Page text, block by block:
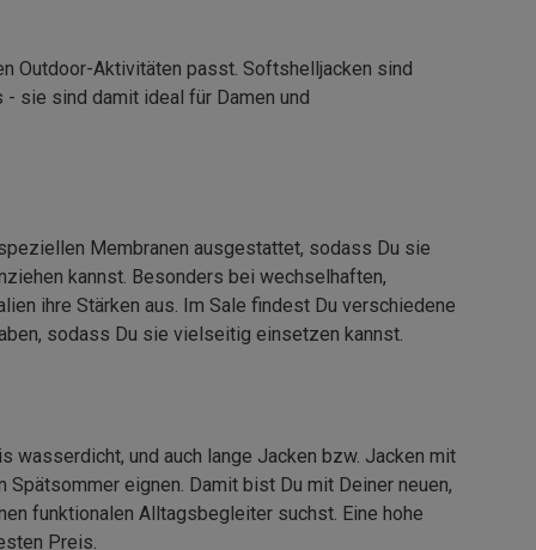
Outdoor-Aktivitäten passt. Softshelljacken sind
sie sind damit ideal für Damen und
Membranen ausgestattet, sodass Du sie
kannst. Besonders bei wechselhaften,
ihre Stärken aus. Im Sale findest Du verschiedene
sodass Du sie vielseitig einsetzen kannst.
wasserdicht, und auch lange Jacken bzw. Jacken mit
eignen. Damit bist Du mit Deiner neuen,
funktionalen Alltagsbegleiter suchst. Eine hohe
Preis.